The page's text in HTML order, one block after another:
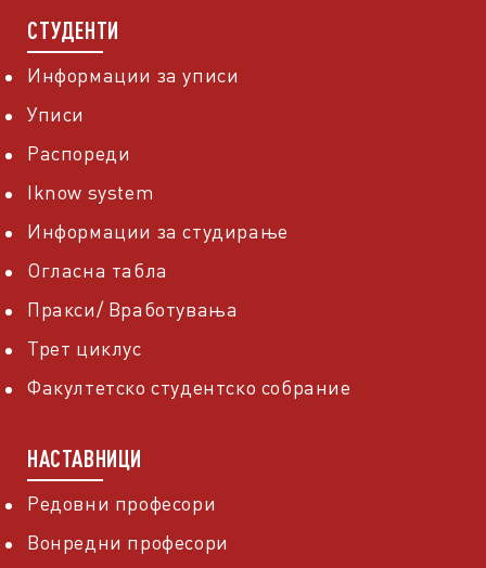
СТУДЕНТИ
Информации за уписи
Уписи
Распореди
Iknow system
Информации за студирање
Огласна табла
Пракси/ Вработувања
Трет циклус
Факултетско студентско собрание
НАСТАВНИЦИ
Редовни професори
Вонредни професори